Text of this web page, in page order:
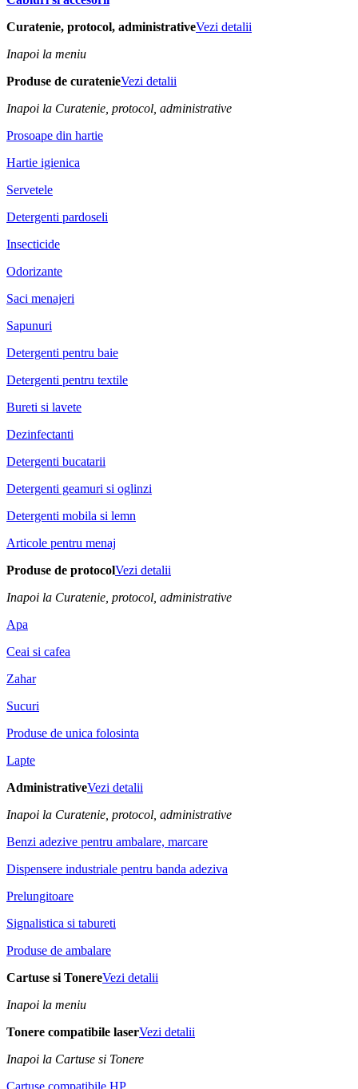
Curatenie, protocol, administrativeVezi detalii
Inapoi la meniu
Produse de curatenieVezi detalii
Inapoi la Curatenie, protocol, administrative
Prosoape din hartie
Hartie igienica
Servetele
Detergenti pardoseli
Insecticide
Odorizante
Saci menajeri
Sapunuri
Detergenti pentru baie
Detergenti pentru textile
Bureti si lavete
Dezinfectanti
Detergenti bucatarii
Detergenti geamuri si oglinzi
Detergenti mobila si lemn
Articole pentru menaj
Produse de protocolVezi detalii
Inapoi la Curatenie, protocol, administrative
Apa
Ceai si cafea
Zahar
Sucuri
Produse de unica folosinta
Lapte
AdministrativeVezi detalii
Inapoi la Curatenie, protocol, administrative
Benzi adezive pentru ambalare, marcare
Dispensere industriale pentru banda adeziva
Prelungitoare
Signalistica si tabureti
Produse de ambalare
Cartuse si TonereVezi detalii
Inapoi la meniu
Tonere compatibile laserVezi detalii
Inapoi la Cartuse si Tonere
Cartuse compatibile HP